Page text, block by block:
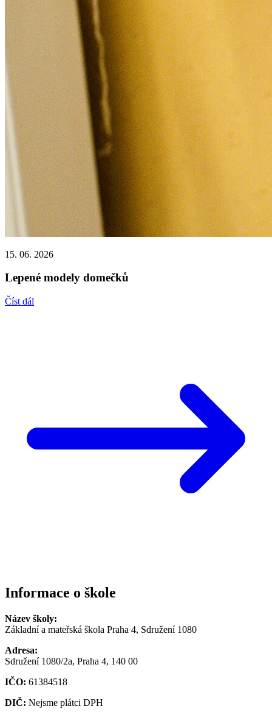
15. 06. 2026
Lepené modely domečků
Číst dál
Informace o škole
Název školy:
Základní a mateřská škola Praha 4, Sdružení 1080
Adresa:
Sdružení 1080/2a, Praha 4, 140 00
IČO: 61384518
DIČ: Nejsme plátci DPH